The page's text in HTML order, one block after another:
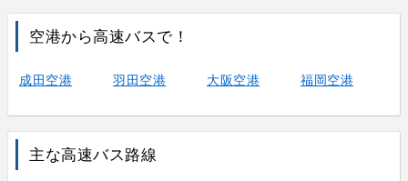
空港から高速バスで！
成田空港 羽田空港 大阪空港 福岡空港
主な高速バス路線